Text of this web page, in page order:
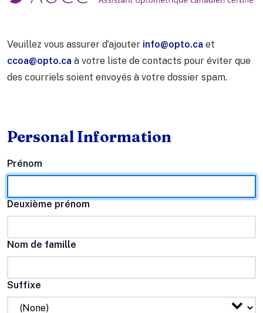
​Veuillez vous assurer d’ajouter info@opto.ca et
ccoa@opto.ca à votre liste de contacts pour éviter que
des courriels soient envoyés à votre dossier spam.
Personal Information
Prénom
Deuxième prénom
Nom de famille
Suffixe